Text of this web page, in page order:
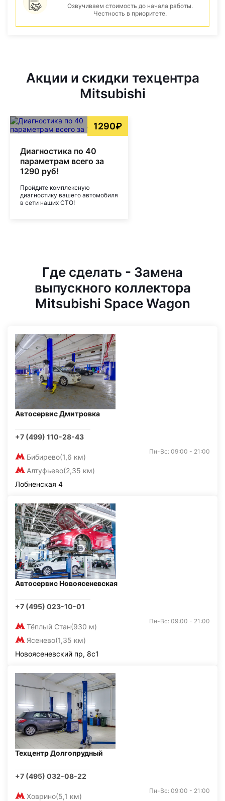
Озвучиваем стоимость до начала работы.
Честность в приоритете.
Акции и скидки техцентра
Mitsubishi
1290₽
Диагностика по 40
параметрам всего за
1290 руб!
Пройдите комплексную
диагностику вашего автомобиля
в сети наших СТО!
Где сделать - Замена
выпускного коллектора
Mitsubishi Space Wagon
Автосервис Дмитровка
+7 (499) 110-28-43
Бибирево(1,6 км)
Алтуфьево(2,35 км)
Пн-Вс: 09:00 - 21:00
Лобненская 4
Автосервис Новоясеневская
+7 (495) 023-10-01
Тёплый Стан(930 м)
Ясенево(1,35 км)
Пн-Вс: 09:00 - 21:00
Новоясеневский пр, 8с1
Техцентр Долгопрудный
+7 (495) 032-08-22
Ховрино(5,1 км)
Пн-Вс: 09:00 - 21:00